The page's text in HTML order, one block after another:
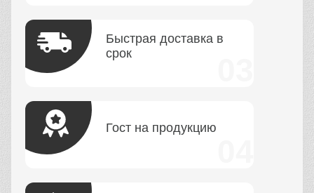
Быстрая доставка в
срок
Гост на продукцию